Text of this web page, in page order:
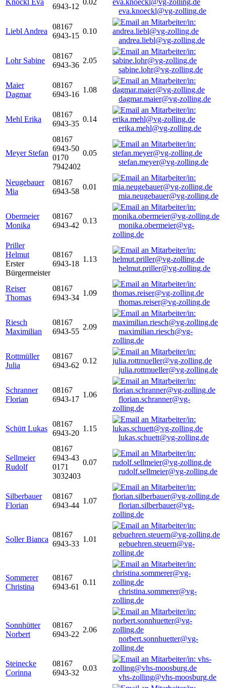
Knöckl Eva
6943-12
0.02
eva.knoeckl@vg-zolling.de
Liebl Andrea
08167
6943-15
0.10
andrea.liebl@vg-zolling.de
Lohr Sabine
08167
6943-36
2.05
sabine.lohr@vg-zolling.de
Maier
Dagmar
08167
6943-16
1.08
dagmar.maier@vg-zolling.de
Mehl Erika
08167
6943-35
0.14
erika.mehl@vg-zolling.de
Meyer Stefan
08167
6943-50
0170
7942402
0.05
stefan.meyer@vg-zolling.de
Neugebauer
Mia
08167
6943-58
0.01
mia.neugebauer@vg-zolling.de
Obermeier
Monika
08167
6943-42
0.13
monika.obermeier@vg-
zolling.de
Priller
Helmut
Erster
Bürgermeister
08167
6943-18
1.13
helmut.priller@vg-zolling.de
Reiser
Thomas
08167
6943-34
1.09
thomas.reiser@vg-zolling.de
Riesch
Maximilian
08167
6943-55
2.09
maximilian.riesch@vg-
zolling.de
Rottmüller
Julia
08167
6943-62
0.12
julia.rottmueller@vg-zolling.de
Schranner
Florian
08167
6943-17
1.06
florian.schranner@vg-
zolling.de
Schütt Lukas
08167
6943-20
1.15
lukas.schuett@vg-zolling.de
Sellmeier
Rudolf
08167
6943-43
0171
3032403
0.07
rudolf.sellmeier@vg-zolling.de
Silberbauer
Florian
08167
6943-44
1.07
florian.silberbauer@vg-
zolling.de
Soller Bianca
08167
6943-33
1.01
gebuehren.steuern@vg-
zolling.de
Sommerer
Christina
08167
6943-61
0.11
christina.sommerer@vg-
zolling.de
Sonnhütter
Norbert
08167
6943-22
2.06
norbert.sonnhuetter@vg-
zolling.de
Steinecke
Corinna
08167
6943-32
0.03
vhs-zolling@vhs-moosburg.de